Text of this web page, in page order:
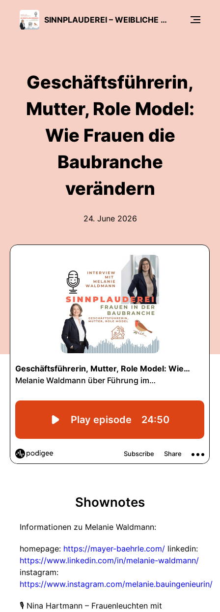
SINNPLAUDEREI – WEIBLICHE WIRKKRAFT IM FAMILIENUNTERNEHMEN & BUSINESS
Geschäftsführerin,
Mutter, Role Model:
Wie Frauen die
Baubranche
verändern
24. June 2026
Shownotes
Informationen zu Melanie Waldmann:
homepage: https://mayer-baehrle.com/ linkedin:
https://www.linkedin.com/in/melanie-waldmann/
instagram:
https://www.instagram.com/melanie.bauingenieurin/
🎙️ Nina Hartmann – Frauenleuchten mit